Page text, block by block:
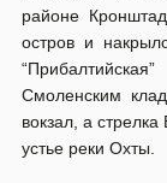
районе
остров и
Смоленским
вокзал, а
устье реки Охты.